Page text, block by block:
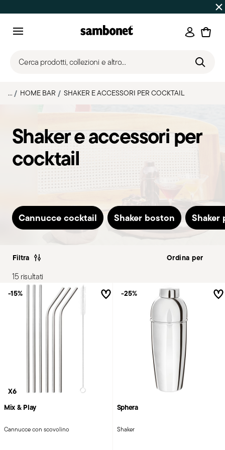
Fino al -50% | Ordini dal 7 al 16 agosto:
Accedi
Cerca prodotti, collezioni e altro...
... HOME BAR SHAKER E ACCESSORI PER COCKTAIL
Shaker e accessori per
cocktail
Cannucce cocktail Shaker boston Shaker
Filtra
15 risultati
X6
Mix & Play
Cannucce con scovolino
-15%
Sphera
Shaker
-25%